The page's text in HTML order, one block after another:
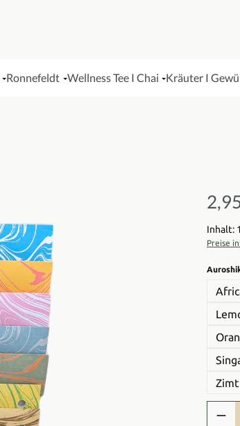
Ronnefeldt Wellness Tee I Chai Kräuter I
Inhalt:
Preise
Zimt